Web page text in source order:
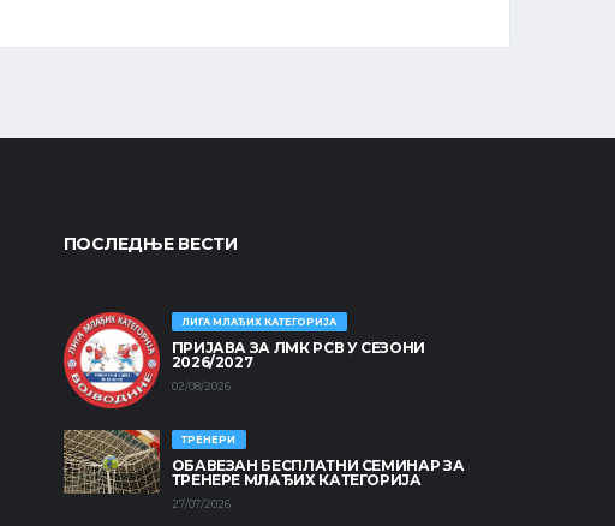
ПОСЛЕДЊЕ ВЕСТИ
ЛИГА МЛАЂИХ КАТЕГОРИЈА
ПРИЈАВА ЗА ЛМК РСВ У СЕЗОНИ
2026/2027
02/08/2026
ТРЕНЕРИ
ОБАВЕЗАН БЕСПЛАТНИ СЕМИНАР ЗА
ТРЕНЕРЕ МЛАЂИХ КАТЕГОРИЈА
27/07/2026